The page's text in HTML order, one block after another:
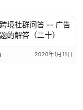
境社群问答 -- 广告
的解答（二十）
2020年1月11日